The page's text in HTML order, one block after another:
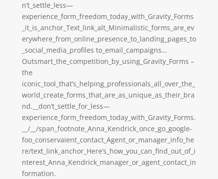
n’t_settle_less—
experience_form_freedom_today_with_Gravity_Forms
_it_is_anchor_Text_link_alt_Minimalistic_forms_are_ev
erywhere_from_online_presence_to_landing_pages_to
_social_media_profiles to_email_campaigns…
Outsmart_the_competition_by_using_Gravity_Forms –
the
iconic_tool_that’s_helping_professionals_all_over_the_
world_create_forms_that_are_as_unique_as_their_bra
nd.__don’t_settle_for_less—
experience_form_freedom_today_with_Gravity_Forms.
__/__/span_footnote_Anna_Kendrick_once_go_google-
foo_conservaient_contact_Agent_or_manager_info_he
re/text_link_anchor_Here’s_how_you_can_find_out_of_i
nterest_Anna_Kendrick_manager_or_agent_contact_in
formation.